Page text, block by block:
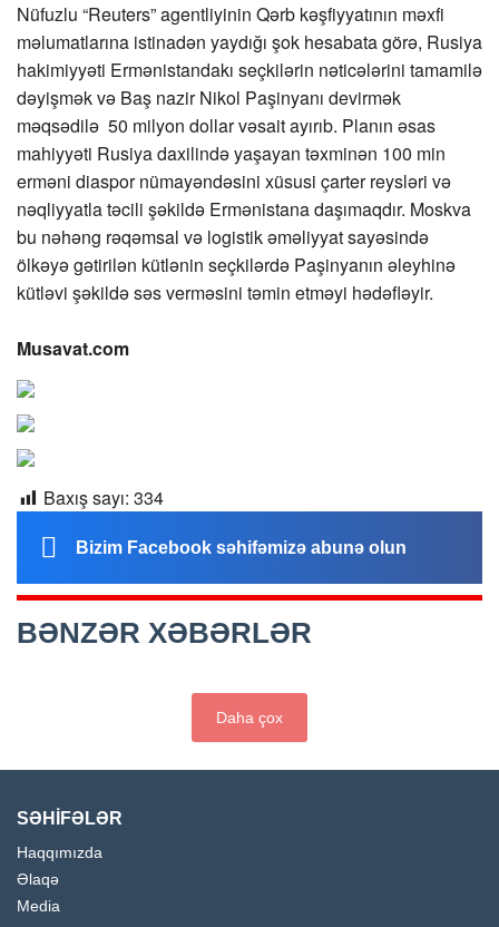
Nüfuzlu “Reuters” agentliyinin Qərb kəşfiyyatının məxfi
məlumatlarına istinadən yaydığı şok hesabata görə, Rusiya
hakimiyyəti Ermənistandakı seçkilərin nəticələrini tamamilə
dəyişmək və Baş nazir Nikol Paşinyanı devirmək
məqsədilə 50 milyon dollar vəsait ayırıb. Planın əsas
mahiyyəti Rusiya daxilində yaşayan təxminən 100 min
erməni diaspor nümayəndəsini xüsusi çarter reysləri və
nəqliyyatla təcili şəkildə Ermənistana daşımaqdır. Moskva
bu nəhəng rəqəmsal və logistik əməliyyat sayəsində
ölkəyə gətirilən kütlənin seçkilərdə Paşinyanın əleyhinə
kütləvi şəkildə səs verməsini təmin etməyi hədəfləyir.
Musavat.com
Baxış sayı: 334
Bizim Facebook səhifəmizə abunə olun
BƏNZƏR XƏBƏRLƏR
Daha çox
SƏHİFƏLƏR
Haqqımızda
Əlaqə
Media